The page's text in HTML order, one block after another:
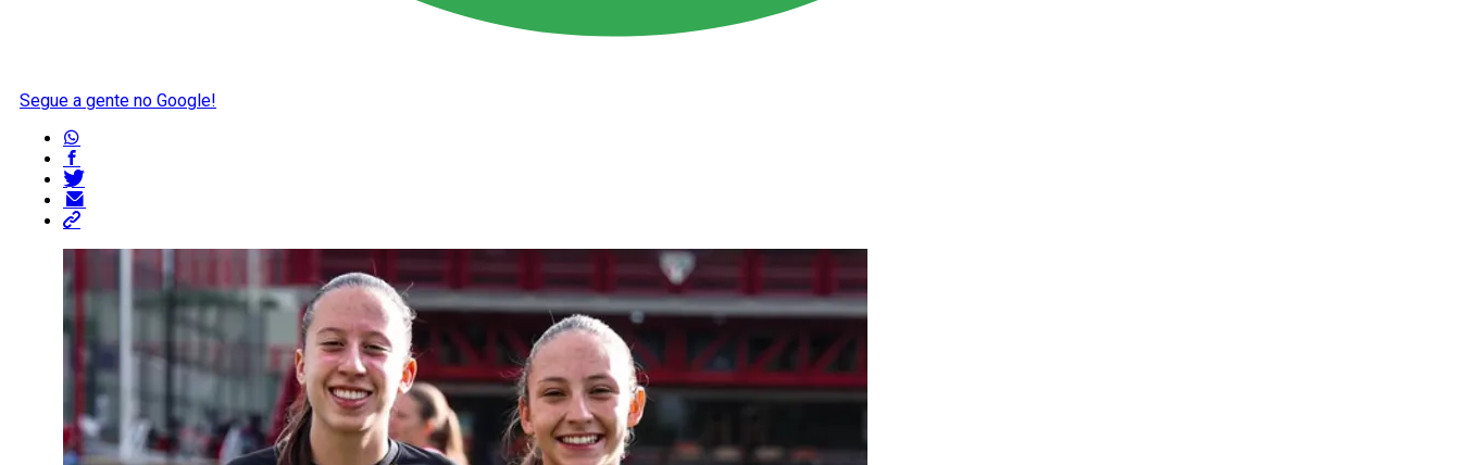
Segue a gente no Google!